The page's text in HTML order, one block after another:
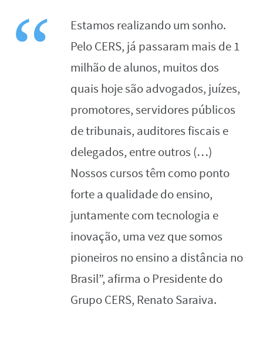
Estamos realizando um sonho.
Pelo CERS, já passaram mais de 1
milhão de alunos, muitos dos
quais hoje são advogados, juízes,
promotores, servidores públicos
de tribunais, auditores fiscais e
delegados, entre outros (…)
Nossos cursos têm como ponto
forte a qualidade do ensino,
juntamente com tecnologia e
inovação, uma vez que somos
pioneiros no ensino a distância no
Brasil”, afirma o Presidente do
Grupo CERS, Renato Saraiva.